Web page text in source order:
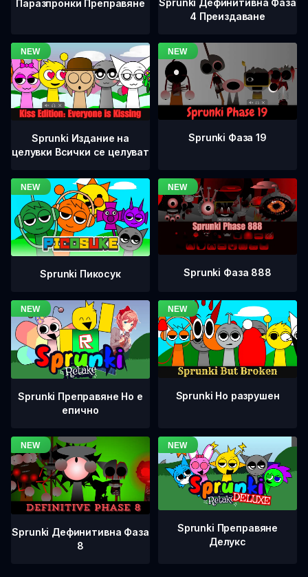
Паразпронки Преправяне
Sprunki Дефинитивна Фаза
4 Преиздаване
Sprunki Издание на
целувки Всички се целуват
Sprunki Фаза 19
Sprunki Пикосук Sprunki Фаза 888
Sprunki Преправяне Но е
епично
Sprunki Но разрушен
Sprunki Дефинитивна Фаза
8
Sprunki Преправяне
Делукс